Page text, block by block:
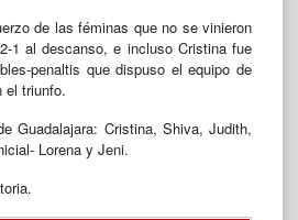
de las féminas que no se vinieron
1 al descanso, e incluso Cristina fue
penaltis que dispuso el equipo de
el triunfo.
Guadalajara: Cristina, Shiva, Judith,
Lorena y Jeni.